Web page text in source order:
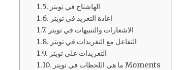
الهاشتاج في تويتر
اعادة التغريد في تويتر
الاشعارات والتنبيهات في تويتر
التفاعل مع التغريدات في تويتر
التغريدات علي تويتر
ما هي اللحظات في تويتر Moments